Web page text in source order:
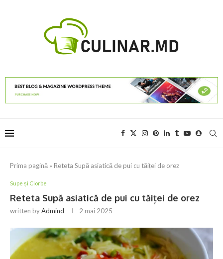
Prima pagină » Reteta Supă asiatică de pui cu tăiței de orez
Supe și Ciorbe
Reteta Supă asiatică de pui cu tăiței de orez
written byAdmind 2 mai 2025